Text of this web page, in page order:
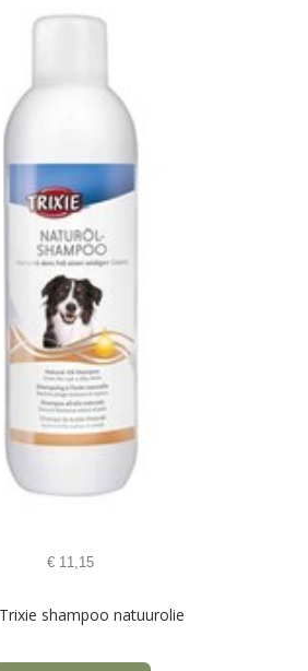
€11,15
shampoo natuurolie